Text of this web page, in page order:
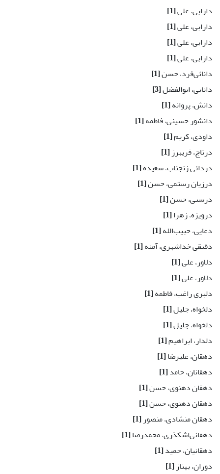
دارابی، علی[1]
دارابی، علی[1]
دارابی، علی[1]
دارابی، علی[1]
دانائی‌فرد، حسن[1]
دانایی، ابوالفضل[3]
دانش، پروانه[1]
دانشور حسینی، فاطمه[1]
داودی، کریم[1]
درتاج، فریبرز[1]
دردائی زنجناب، سعیده[1]
درزیان رستمی، حسن[1]
درستی، حسن[1]
درویزه، زهرا[1]
دعایی، حبیب‌الله[1]
دقیقی خداشهری، آمنه[1]
دلاور، علی[1]
دلاور، علی[1]
دلبری راغب، فاطمه[1]
دلخواه، جلیل[1]
دلخواه، جلیل[1]
دلدار، ابراهیم[1]
دهقان، علیرضا[1]
دهقانان، حامد[1]
دهقان دهنوی، حسن[1]
دهقان دهنوی، حسن[1]
دهقان منشادی، منصور[1]
دهقانی‌اشکذری، محمدرضا[1]
دهقانیان، حمید[1]
دوران، بهناز[1]